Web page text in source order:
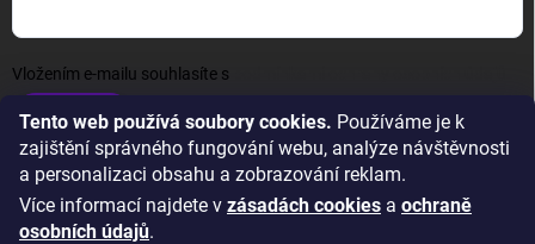
Tento web používá soubory cookies. Používáme je k
zajištění správného fungování webu, analýze návštěvnosti
a personalizaci obsahu a zobrazování reklam.
Více informací najdete v zásadách cookies a ochraně
osobních údajů.
Vložením e-mailu souhlasíte s
Přihlásit se